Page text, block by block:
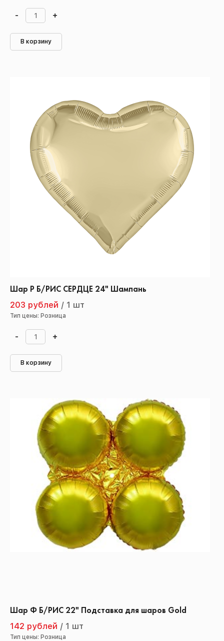
- +
В корзину
Шар Р Б/РИС СЕРДЦЕ 24" Шампань
203 рублей / 1 шт
Тип цены: Розница
- +
В корзину
Шар Ф Б/РИС 22" Подставка для шаров Gold
142 рублей / 1 шт
Тип цены: Розница